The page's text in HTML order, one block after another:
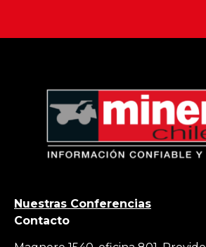
Nuestras Conferencias
Contacto